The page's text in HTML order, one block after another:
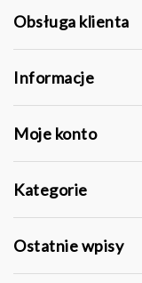
Obsługa klienta
Informacje
Moje konto
Kategorie
Ostatnie wpisy